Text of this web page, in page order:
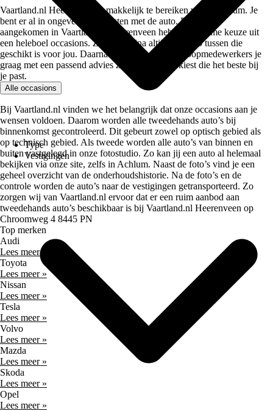
Type
Vestigingen
Vaartland.nl Heerenveen is makkelijk te bereiken vanaf Achlum. Je
bent er al in ongeveer 40 minuten met de auto. Eenmaal
aangekomen in Vaartland.nl Heerenveen heb je een ruime keuze uit
een heleboel occasions. Zo zit er bijna altijd een auto tussen die
geschikt is voor jou. Daarnaast helpen onze verkoopmedewerkers je
graag met een passend advies zodat je de auto kiest die het beste bij
je past.
Alle occasions
Bij Vaartland.nl vinden we het belangrijk dat onze occasions aan je
wensen voldoen. Daarom worden alle tweedehands auto’s bij
binnenkomst gecontroleerd. Dit gebeurt zowel op optisch gebied als
op technisch gebied. Als tweede worden alle auto’s van binnen en
buiten vastgelegd in onze fotostudio. Zo kan jij een auto al helemaal
bekijken via onze site, zelfs in Achlum. Naast de foto’s vind je een
geheel overzicht van de onderhoudshistorie. Na de foto’s en de
controle worden de auto’s naar de vestigingen getransporteerd. Zo
zorgen wij van Vaartland.nl ervoor dat er een ruim aanbod aan
tweedehands auto’s beschikbaar is bij Vaartland.nl Heerenveen op
Chroomweg 4 8445 PN
Top merken
Audi
Lees meer »
Toyota
Lees meer »
Nissan
Lees meer »
Tesla
Lees meer »
Volvo
Lees meer »
Mazda
Lees meer »
Skoda
Lees meer »
Opel
Lees meer »